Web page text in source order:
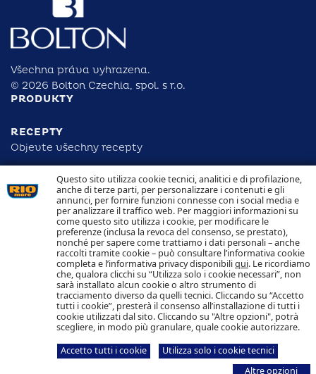
Questo sito utilizza cookie tecnici, analitici e di profilazione,
anche di terze parti, per personalizzare i contenuti e gli
annunci, per fornire funzioni connesse con i social media e
per analizzare il traffico web. Per maggiori informazioni su
come questo sito utilizza i cookie, per modificare le
preferenze (inclusa la revoca del consenso, se prestato),
nonché per sapere come trattiamo i dati personali – anche
raccolti tramite cookie – può consultare l’informativa cookie
completa e l’informativa privacy disponibiliqui. Le ricordiamo
che, qualora clicchi su “Utilizza solo i cookie necessari”, non
sarà installato alcun cookie o altro strumento di
tracciamento diverso da quelli tecnici. Cliccando su “Accetto
tutti i cookie”, presterà il consenso all’installazione di tutti i
cookie utilizzati dal sito. Cliccando su "Altre opzioni", potrà
scegliere, in modo più granulare, quale cookie autorizzare.
Accetto tutti i cookie
Utilizza solo i cookie tecnici
Altre opzioni
Všechna práva vyhrazena.
© 2026 Bolton Czechia, spol. s r.o.
PRODUKTY
RECEPTY
Objevte všechny recepty
ODPOVĚDNOST
DOHLEDATELNOST
KONTAKTUJTE NÁS
NAKLÁDÁNÍ S COOKIES
OCHRANA OSOBNÍCH ÚDAJŮ
Sledujte nás
Bolton Czechia, spol. s r.o.
140 00 Praha 4